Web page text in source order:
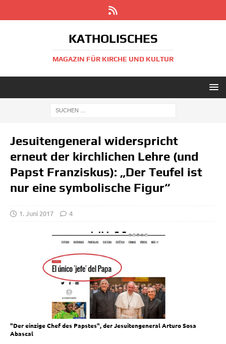
KATHOLISCHES
MAGAZIN FÜR KIRCHE UND KULTUR
Jesuitengeneral widerspricht
erneut der kirchlichen Lehre (und
Papst Franziskus): „Der Teufel ist
nur eine symbolische Figur“
1. Juni 2017 4
"Der einzige Chef des Papstes", der Jesuitengeneral Arturo Sosa
Abascal